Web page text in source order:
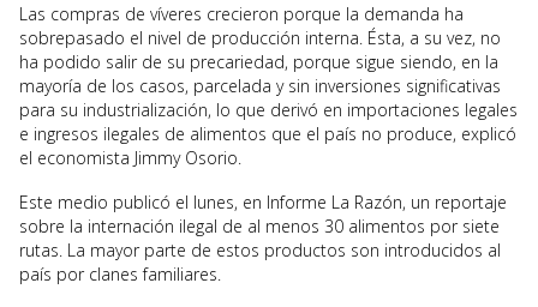
Las compras de víveres crecieron porque la demanda ha
sobrepasado el nivel de producción interna. Ésta, a su vez, no
ha podido salir de su precariedad, porque sigue siendo, en la
mayoría de los casos, parcelada y sin inversiones significativas
para su industrialización, lo que derivó en importaciones legales
e ingresos ilegales de alimentos que el país no produce, explicó
el economista Jimmy Osorio.
Este medio publicó el lunes, en Informe La Razón, un reportaje
sobre la internación ilegal de al menos 30 alimentos por siete
rutas. La mayor parte de estos productos son introducidos al
país por clanes familiares.